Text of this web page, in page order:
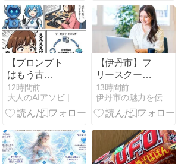
SNS誹謗中
傷・脅迫問題
に居酒屋虎e
メンバーが物
申す「熱い応
援と誹謗中傷
はまったく別
物や！」
での半袖衣類
が50%OFF
【プロンプト
はもう古
い？】話題の
「ループエン
ジニアリン
Human in the
Loopから
Human on the
12時間前
【伊丹市】フ
リースクール
助成金はあ
る？相談窓口
と費用の仕組
13時間前